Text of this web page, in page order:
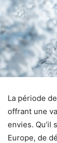
La période
offrant une
envies. Qu’il
Europe, de